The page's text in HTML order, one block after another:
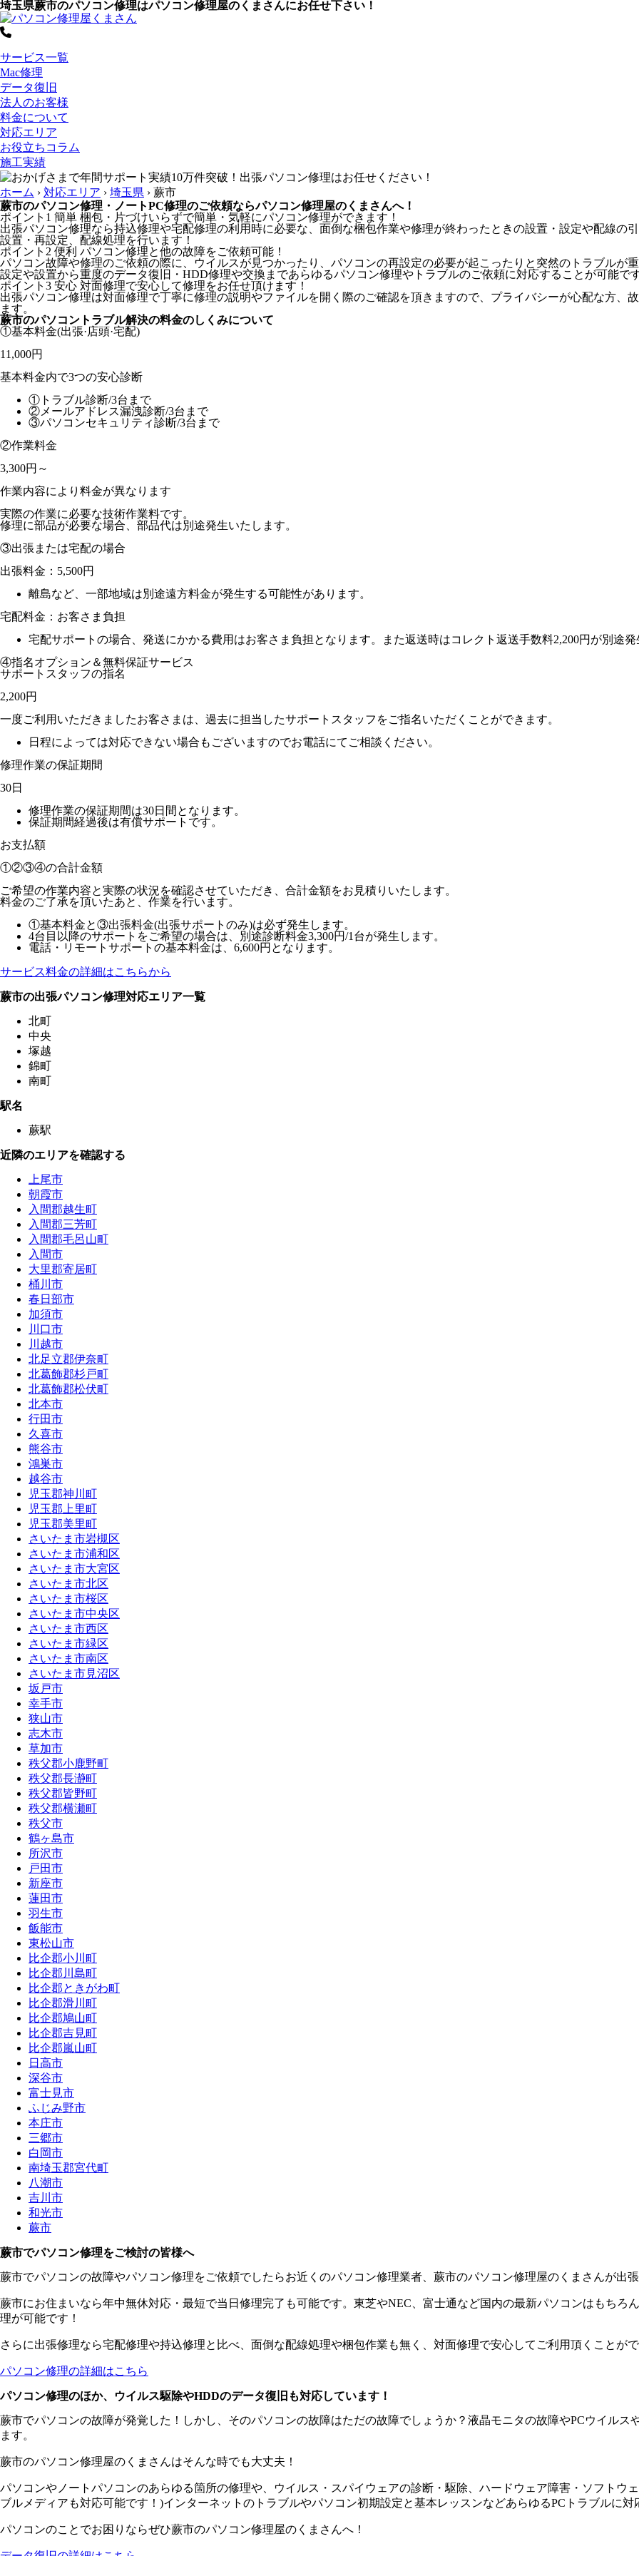
埼玉県蕨市のパソコン修理はパソコン修理屋のくまさんにお任せ下さい！
サービス一覧
Mac修理
データ復旧
法人のお客様
料金について
対応エリア
お役立ちコラム
施工実績
ホーム › 対応エリア › 埼玉県 › 蕨市
蕨市のパソコン修理・ノートPC修理のご依頼ならパソコン修理屋のくまさんへ！
ポイント1 簡単 梱包・片づけいらずで簡単・気軽にパソコン修理ができます！
出張パソコン修理なら持込修理や宅配修理の利用時に必要な、面倒な梱包作業や修理が終わったときの設置・設定や配線の
設置・再設定、配線処理を行います！
ポイント2 便利 パソコン修理と他の故障をご依頼可能！
パソコン故障や修理のご依頼の際に、ウイルスが見つかったり、パソコンの再設定の必要が起こったりと突然のトラブルが
設定や設置から重度のデータ復旧・HDD修理や交換まであらゆるパソコン修理やトラブルのご依頼に対応することが可能です
ポイント3 安心 対面修理で安心して修理をお任せ頂けます！
出張パソコン修理は対面修理で丁寧に修理の説明やファイルを開く際のご確認を頂きますので、プライバシーが心配な方、
ます。
蕨市のパソコントラブル解決の料金のしくみについて
①基本料金(出張·店頭·宅配)
11,000円
基本料金内で3つの安心診断
①トラブル診断/3台まで
②メールアドレス漏洩診断/3台まで
③パソコンセキュリティ診断/3台まで
②作業料金
3,300円～
作業内容により料金が異なります
実際の作業に必要な技術作業料です。
修理に部品が必要な場合、部品代は別途発生いたします。
③出張または宅配の場合
出張料金： 5,500円
離島など、一部地域は別途遠方料金が発生する可能性があります。
宅配料金：お客さま負担
宅配サポートの場合、発送にかかる費用はお客さま負担となります。また返送時はコレクト返送手数料2,200円が別途発
④指名オプション＆無料保証サービス
サポートスタッフの指名
2,200円
一度ご利用いただきましたお客さまは、過去に担当したサポートスタッフをご指名いただくことができます。
日程によっては対応できない場合もございますのでお電話にてご相談ください。
修理作業の保証期間
30日
修理作業の保証期間は30日間となります。
保証期間経過後は有償サポートです。
お支払額
①②③④の合計金額
ご希望の作業内容と実際の状況を確認させていただき、合計金額をお見積りいたします。
料金のご了承を頂いたあと、作業を行います。
①基本料金と③出張料金(出張サポートのみ)は必ず発生します。
4台目以降のサポートをご希望の場合は、別途診断料金3,300円/1台が発生します。
電話・リモートサポートの基本料金は、6,600円となります。
サービス料金の詳細はこちらから
蕨市の出張パソコン修理対応エリア一覧
北町
中央
塚越
錦町
南町
駅名
蕨駅
近隣のエリアを確認する
上尾市
朝霞市
入間郡越生町
入間郡三芳町
入間郡毛呂山町
入間市
大里郡寄居町
桶川市
春日部市
加須市
川口市
川越市
北足立郡伊奈町
北葛飾郡杉戸町
北葛飾郡松伏町
北本市
行田市
久喜市
熊谷市
鴻巣市
越谷市
児玉郡神川町
児玉郡上里町
児玉郡美里町
さいたま市岩槻区
さいたま市浦和区
さいたま市大宮区
さいたま市北区
さいたま市桜区
さいたま市中央区
さいたま市西区
さいたま市緑区
さいたま市南区
さいたま市見沼区
坂戸市
幸手市
狭山市
志木市
草加市
秩父郡小鹿野町
秩父郡長瀞町
秩父郡皆野町
秩父郡横瀬町
秩父市
鶴ヶ島市
所沢市
戸田市
新座市
蓮田市
羽生市
飯能市
東松山市
比企郡小川町
比企郡川島町
比企郡ときがわ町
比企郡滑川町
比企郡鳩山町
比企郡吉見町
比企郡嵐山町
日高市
深谷市
富士見市
ふじみ野市
本庄市
三郷市
白岡市
南埼玉郡宮代町
八潮市
吉川市
和光市
蕨市
蕨市でパソコン修理をご検討の皆様へ
蕨市でパソコンの故障やパソコン修理をご依頼でしたらお近くのパソコン修理業者、蕨市のパソコン修理屋のくまさんが出
蕨市にお住まいなら年中無休対応・最短で当日修理完了も可能です。東芝やNEC、富士通など国内の最新パソコンはもちろ
理が可能です！
さらに出張修理なら宅配修理や持込修理と比べ、面倒な配線処理や梱包作業も無く、対面修理で安心してご利用頂くことがで
パソコン修理の詳細はこちら
パソコン修理のほか、ウイルス駆除やHDDのデータ復旧も対応しています！
蕨市でパソコンの故障が発覚した！しかし、そのパソコンの故障はただの故障でしょうか？液晶モニタの故障やPCウイル
ます。
蕨市のパソコン修理屋のくまさんはそんな時でも大丈夫！
パソコンやノートパソコンのあらゆる箇所の修理や、ウイルス・スパイウェアの診断・駆除、ハードウェア障害・ソフトウ
ブルメディアも対応可能です！)インターネットのトラブルやパソコン初期設定と基本レッスンなどあらゆるPCトラブルに対
パソコンのことでお困りならぜひ蕨市のパソコン修理屋のくまさんへ！